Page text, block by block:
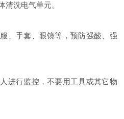
洗电气单元。
手套、眼镜等，预防强酸、强
行监控，不要用工具或其它物